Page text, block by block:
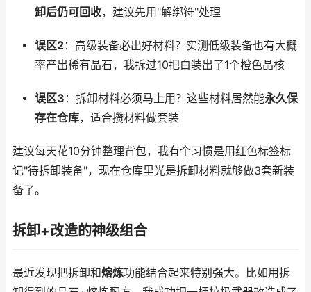
卸后仍可回收，建议先用"解绑符"处理
误区2：高级装备必出好材料？实测低级装备也有大概
率产出稀有晶石，我拆过10把白装出了1个橙色晶核
误区3 ：拆卸材料必须马上用？这些材料居然能永久保
存在仓库，适合攒材料做套装
建议每天花10分钟整理背包，我有个习惯是用红色标签标
记"待拆卸装备"，现在仓库里光是拆卸材料就够做3套新装
备了。
拆卸+改造的神级组合
最近发现把拆卸和熔炼功能结合起来特别强大。比如用拆